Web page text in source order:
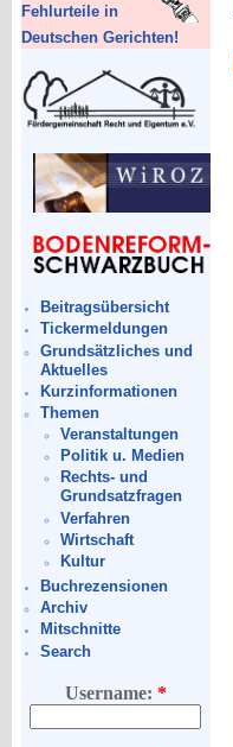
Fehlurteile in
Deutschen Gerichten!
Beitragsübersicht
Tickermeldungen
Grundsätzliches und
Aktuelles
Kurzinformationen
Themen
Veranstaltungen
Politik u. Medien
Rechts- und
Grundsatzfragen
Verfahren
Wirtschaft
Kultur
Buchrezensionen
Archiv
Mitschnitte
Search
Username: *